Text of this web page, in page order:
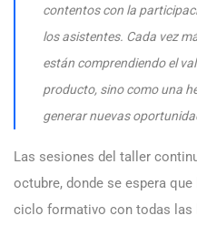
contentos con la
los asistentes. Cada vez
están comprendiendo el
producto, sino como una
generar nuevas
Las sesiones del taller
octubre, donde se espera
ciclo formativo con todas las